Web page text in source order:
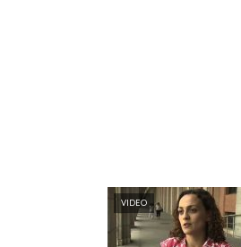
VIDEO